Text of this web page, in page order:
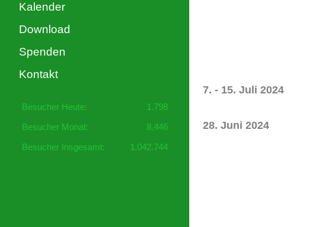
Kalender
Download
Spenden
Kontakt
Besucher Heute:
1.798
Besucher Monat:
8.446
Besucher Insgesamt:
1.042.744
7. - 15. Juli 2024
28. Juni 2024